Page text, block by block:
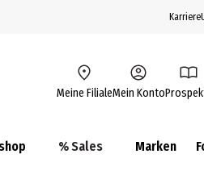
Karriere
Meine FilialeMein Konto
% Sales Marken